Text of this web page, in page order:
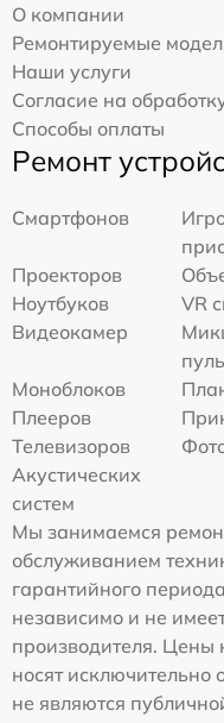
О компании
Ремонтируемые
Наши услуги
Согласие на
Способы оплаты
Ремонт
Смартфонов
Проекторов
Ноутбуков
VR
Видеокамер
Моноблоков
Плееров
Телевизоров
Акустических
систем
Мы занимаемся
обслуживанием
гарантийного
независимо и не
производителя. Цены
носят исключительно
не являются